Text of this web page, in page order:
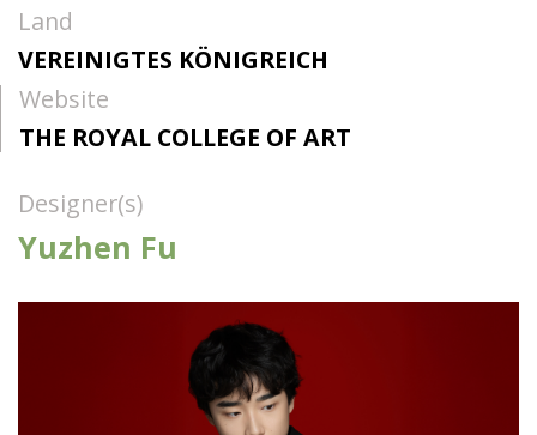
Land
VEREINIGTES KÖNIGREICH
Website
THE ROYAL COLLEGE OF ART
Designer(s)
Yuzhen Fu